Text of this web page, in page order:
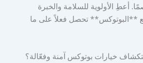
أعطِ الأولوية للسلامة والخبرة
**البوتوكس** تحصل فعلاً على ما
خيارات بوتوكس آمنة وفعّالة؟